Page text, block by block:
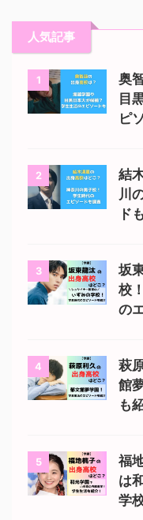
人気記事
1
奥
目
ピ
2
結
川
ド
3
坂
校
の
4
萩
館
も
5
福
は
学